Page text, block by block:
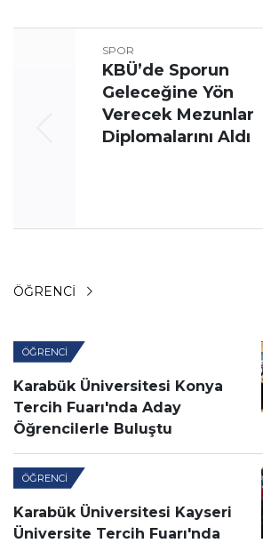
SPOR
KBÜ’de Sporun
Geleceğine Yön
Verecek Mezunlar
Diplomalarını Aldı
ÖĞRENCI
ÖĞRENCI
Karabük Üniversitesi Konya
Tercih Fuarı'nda Aday
Öğrencilerle Buluştu
ÖĞRENCI
Karabük Üniversitesi Kayseri
Üniversite Tercih Fuarı'nda